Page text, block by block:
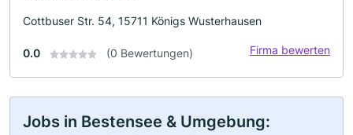
Cottbuser Str. 54, 15711 Königs Wusterhausen
0.0 (0 Bewertungen) Firma bewerten
Jobs in Bestensee & Umgebung: